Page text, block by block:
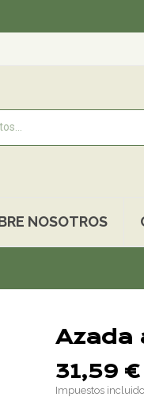
NOSOTROS
Azada
31,59 €
Impuestos